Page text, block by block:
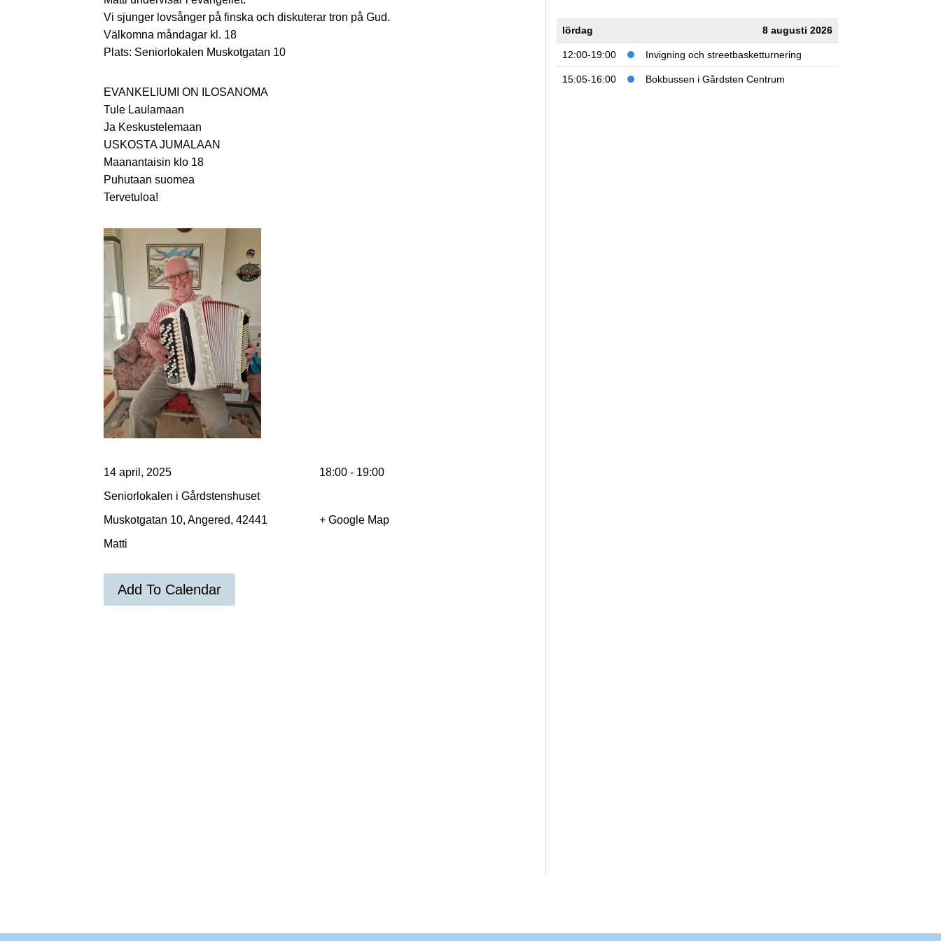
Vi sjunger lovsånger på finska och diskuterar tron på Gud.
Välkomna måndagar kl. 18
Plats: Seniorlokalen Muskotgatan 10
EVANKELIUMI ON ILOSANOMA
Tule Laulamaan
Ja Keskustelemaan
USKOSTA JUMALAAN
Maanantaisin klo 18
Puhutaan suomea
Tervetuloa!
14 april, 2025
18:00 - 19:00
Seniorlokalen i Gårdstenshuset
Muskotgatan 10, Angered, 42441
+ Google Map
Matti
Add To Calendar
lördag 8 augusti 2026
12:00-19:00 Invigning och streetbasketturnering
15:05-16:00 Bokbussen i Gårdsten Centrum